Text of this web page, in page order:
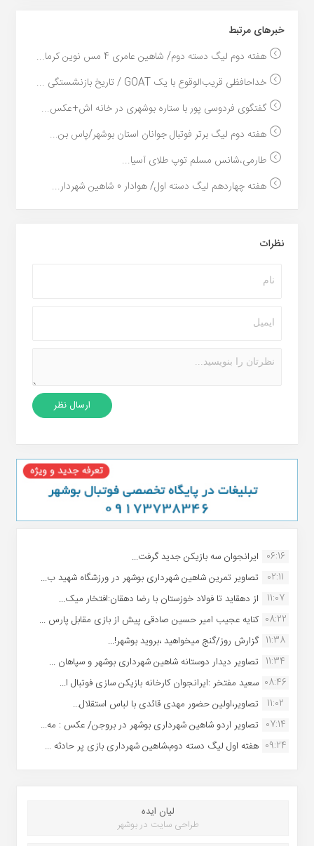
خبر‌های مرتبط
هفته دوم لیگ دسته دوم/ شاهین عامری 4 مس نوین کرما...
خداحافظی قریب‌الوقوع با یک GOAT / تاریخ بازنشستگی ...
گفتگوی فردوسی پور با ستاره بوشهری در خانه اش+عکس...
هفته دوم لیگ برتر فوتبال جوانان استان بوشهر/پاس بن...
طارمی،شانس مسلم توپ طلای آسیا...
هفته چهاردهم لیگ دسته اول/ هوادار 0 شاهین شهردار...
نظرات
06:16 ایرانجوان سه بازیکن جدید گرفت...
02:11
تصاویر تمرین شاهین شهردارى بوشهر در ورزشگاه شهید ب...
11:07
از دهقاید تا فولاد خوزستان با رضا دهقان:افتخار میک...
08:22 کنایه عجیب امیر حسین صادقی پیش از بازی مقابل پارس ...
11:38 گزارش روز/گنج میخواهید ،بروید بوشهر!...
11:34 تصاویر دیدار دوستانه شاهین شهردارى بوشهر و سپاهان ...
08:46 سعید مفتخر :ایرانجوان کارخانه بازیکن سازی فوتبال ا...
11:02
تصاویر،اولین حضور مهدی قائدی با لباس استقلال...
07:14 تصاویر اردو شاهین شهرداری بوشهر در بروجن/ عکس : مه...
09:24 هفته اول لیگ دسته دوم،شاهین شهرداری بازی پر حادثه ...
لیان ایده
طراحی سایت در بوشهر